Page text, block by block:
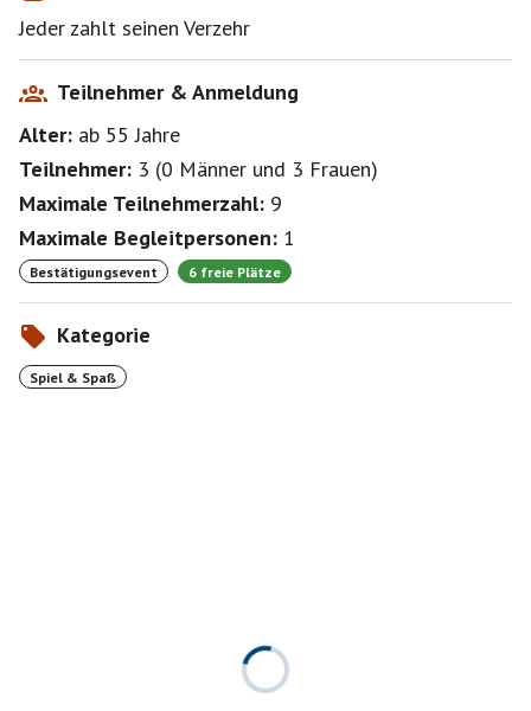
Jeder zahlt seinen Verzehr
Teilnehmer & Anmeldung
Alter: ab 55Jahre
Teilnehmer: 3 (0 Männer und 3 Frauen)
Maximale Teilnehmerzahl: 9
Maximale Begleitpersonen: 1
Bestätigungsevent 6 freie Plätze
Kategorie
Spiel & Spaß